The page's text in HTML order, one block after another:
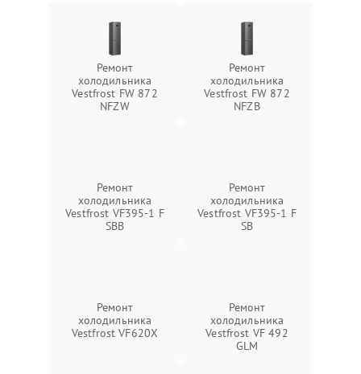
Ремонт
холодильника
Vestfrost FW 872
NFZW
Ремонт
холодильника
Vestfrost FW 872
NFZВ
Ремонт
холодильника
Vestfrost VF395-1 F
SBB
Ремонт
холодильника
Vestfrost VF395-1 F
SB
Ремонт
холодильника
Vestfrost VF620X
Ремонт
холодильника
Vestfrost VF 492
GLM